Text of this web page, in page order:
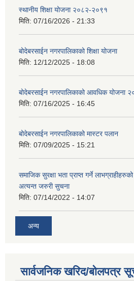
स्थानीय शिक्षा योजना २०८२-२०९१
मिति: 07/16/2026 - 21:33
बोदेबरसाईन नगरपालिकाको शिक्षा योजना
मिति: 12/12/2025 - 18:08
बोदेबरसाईन नगरपालिकाको आवधिक योजना
मिति: 07/16/2025 - 16:45
बोदेबरसाईन नगरपालिकाको मास्टर पलान
मिति: 07/09/2025 - 15:21
समाजिक सुरक्षा भता प्राप्त गर्ने
अत्यन्त जरुरी सुचना
मिति: 07/14/2022 - 14:07
अन्य
सार्वजनिक खरिद/बोलपत्र